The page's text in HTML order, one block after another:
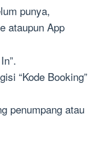
punya,
ataupun App
“Kode Booking”
penumpang atau